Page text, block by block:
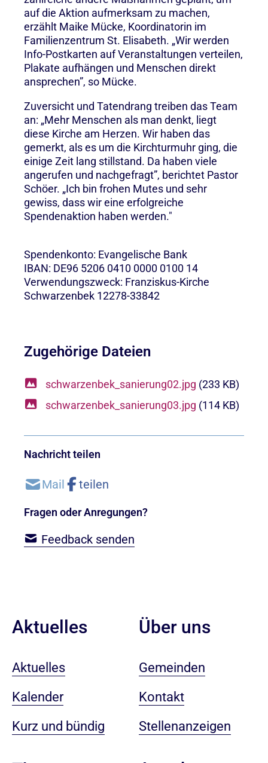
auf die Aktion aufmerksam zu machen,
erzählt Maike Mücke, Koordinatorin im
Familienzentrum St. Elisabeth. „Wir werden
Info-Postkarten auf Veranstaltungen verteilen,
Plakate aufhängen und Menschen direkt
ansprechen”, so Mücke.
Zuversicht und Tatendrang treiben das Team
an: „Mehr Menschen als man denkt, liegt
diese Kirche am Herzen. Wir haben das
gemerkt, als es um die Kirchturmuhr ging, die
einige Zeit lang stillstand. Da haben viele
angerufen und nachgefragt”, berichtet Pastor
Schöer. „Ich bin frohen Mutes und sehr
gewiss, dass wir eine erfolgreiche
Spendenaktion haben werden."
Spendenkonto: Evangelische Bank
IBAN: DE96 5206 0410 0000 0100 14
Verwendungszweck: Franziskus-Kirche
Schwarzenbek 12278-33842
Zugehörige Dateien
schwarzenbek_sanierung02.jpg (233 KB)
schwarzenbek_sanierung03.jpg (114 KB)
Fragen oder Anregungen?
Feedback senden
Nachricht teilen
Aktuelles
Aktuelles
Kalender
Kurz und bündig
Über uns
Gemeinden
Kontakt
Stellenanzeigen